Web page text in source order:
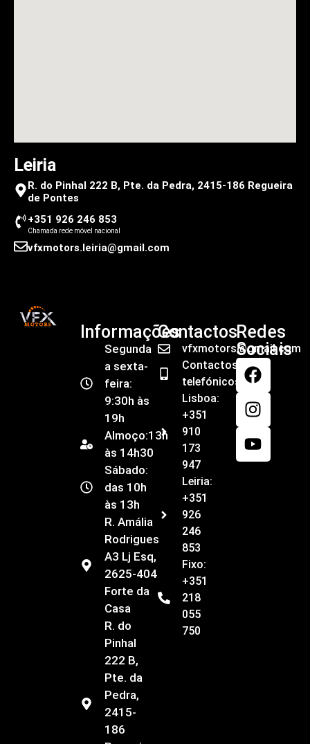
Leiria
R. do Pinhal 222 B, Pte. da Pedra, 2415-186 Regueira
de Pontes
+351 926 246 853
Chamada rede móvel nacional
vfxmotors.leiria@gmail.com
Informações
Segunda
a sexta-
feira:
9:30h às
19h
Almoço:13h
às 14h30
Sábado:
das 10h
às 13h
R. Amália
Rodrigues
A3 Lj Esq,
2625-404
Forte da
Casa
R. do
Pinhal
222 B,
Pte. da
Pedra,
2415-
186
Contactos
vfxmotors@gmail.com
Contactos
telefónicos
Lisboa:
+351
910
173
947
Leiria:
+351
926
246
853
Fixo:
+351
218
055
750
Redes
Sociais